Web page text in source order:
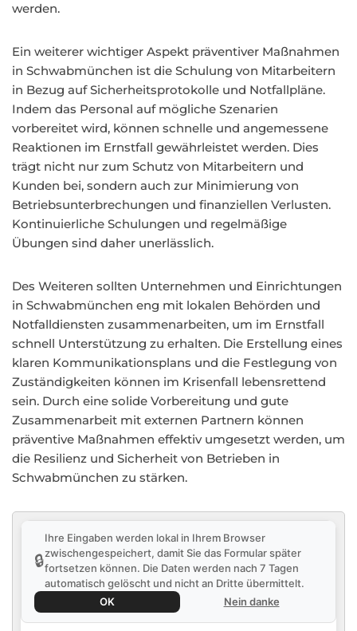
werden.
Ein weiterer wichtiger Aspekt präventiver Maßnahmen
in Schwabmünchen ist die Schulung von Mitarbeitern
in Bezug auf Sicherheitsprotokolle und Notfallpläne.
Indem das Personal auf mögliche Szenarien
vorbereitet wird, können schnelle und angemessene
Reaktionen im Ernstfall gewährleistet werden. Dies
trägt nicht nur zum Schutz von Mitarbeitern und
Kunden bei, sondern auch zur Minimierung von
Betriebsunterbrechungen und finanziellen Verlusten.
Kontinuierliche Schulungen und regelmäßige
Übungen sind daher unerlässlich.
Des Weiteren sollten Unternehmen und Einrichtungen
in Schwabmünchen eng mit lokalen Behörden und
Notfalldiensten zusammenarbeiten, um im Ernstfall
schnell Unterstützung zu erhalten. Die Erstellung eines
klaren Kommunikationsplans und die Festlegung von
Zuständigkeiten können im Krisenfall lebensrettend
sein. Durch eine solide Vorbereitung und gute
Zusammenarbeit mit externen Partnern können
präventive Maßnahmen effektiv umgesetzt werden, um
die Resilienz und Sicherheit von Betrieben in
Schwabmünchen zu stärken.
🔒
Ihre Eingaben werden lokal in Ihrem Browser
zwischengespeichert, damit Sie das Formular später
fortsetzen können. Die Daten werden nach 7 Tagen
automatisch gelöscht und nicht an Dritte übermittelt.
OK
Nein danke